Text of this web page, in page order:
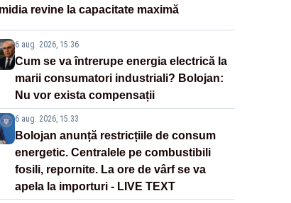
revine la capacitate maximă
6 aug. 2026, 15:36
Cum se va întrerupe energia electrică la
marii consumatori industriali? Bolojan:
Nu vor exista compensații
6 aug. 2026, 15:33
Bolojan anunță restricțiile de consum
energetic. Centralele pe combustibili
fosili, repornite. La ore de vârf se va
apela la importuri - LIVE TEXT